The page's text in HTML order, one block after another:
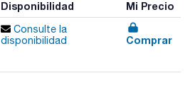
Disponibilidad Mi Precio
Consulte la
disponibilidad
Comprar